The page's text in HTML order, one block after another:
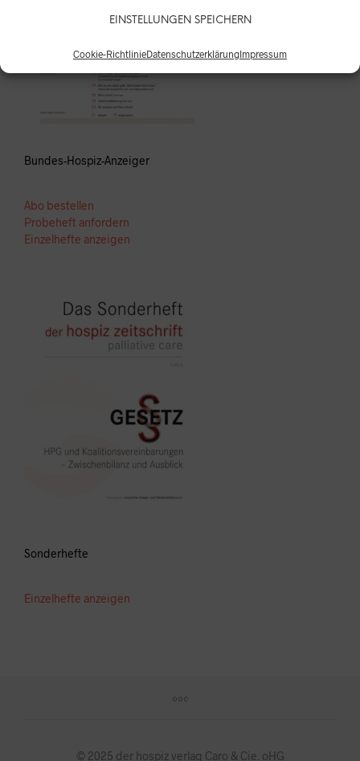
EINSTELLUNGEN SPEICHERN
Cookie-RichtlinieDatenschutzerklärungImpressum
Bundes-Hospiz-Anzeiger
Abo bestellen
Probeheft anfordern
Einzelhefte anzeigen
Sonderhefte
Einzelhefte anzeigen
© 2025 der hospiz verlag Caro & Cie. oHG